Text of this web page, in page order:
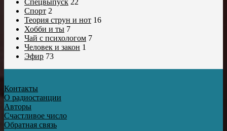
Спецвыпуск 22
Спорт 2
Теория струн и нот 16
Хобби и ты 7
Чай с психологом 7
Человек и закон 1
Эфир 73
Контакты
О радиостанции
Авторы
Счастливое число
Обратная связь